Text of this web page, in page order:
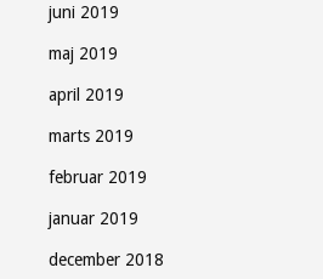
juni 2019
maj 2019
april 2019
marts 2019
februar 2019
januar 2019
december 2018